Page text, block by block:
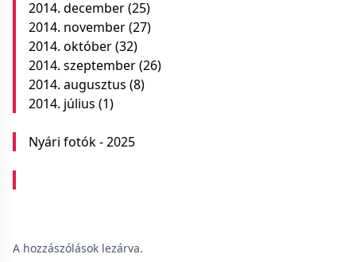
2014. december(25)
2014. november(27)
2014. október(32)
2014. szeptember(26)
2014. augusztus (8)
2014. július (1)
Nyári fotók - 2025
A hozzászólások lezárva.